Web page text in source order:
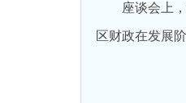
座谈会上，
区财政在发展